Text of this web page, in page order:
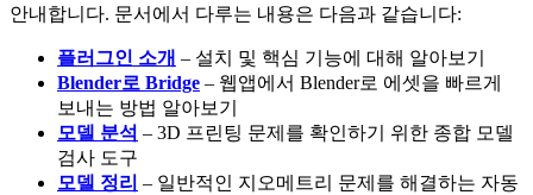
안내합니다. 문서에서 다루는 내용은 다음과 같습니다:
플러그인 소개 – 설치 및 핵심 기능에 대해 알아보기
Blender로 Bridge – 웹앱에서 Blender로 에셋을 빠르게
보내는 방법 알아보기
모델 분석 – 3D 프린팅 문제를 확인하기 위한 종합 모델
검사 도구
모델 정리 – 일반적인 지오메트리 문제를 해결하는 자동